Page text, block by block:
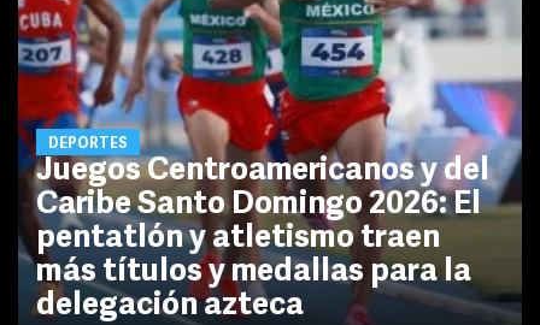
DEPORTES
Juegos Centroamericanos y del
Caribe Santo Domingo 2026: El
pentatlón y atletismo traen
más títulos y medallas para la
delegación azteca